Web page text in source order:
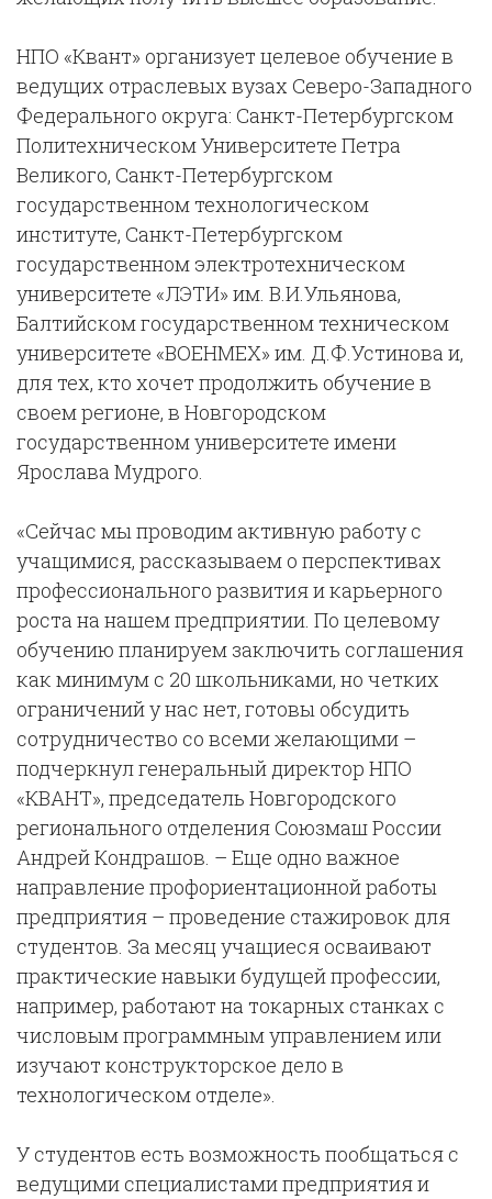
НПО «Квант» организует целевое обучение в
ведущих отраслевых вузах Северо-Западного
Федерального округа: Санкт-Петербургском
Политехническом Университете Петра
Великого, Санкт-Петербургском
государственном технологическом
институте, Санкт-Петербургском
государственном электротехническом
университете «ЛЭТИ» им. В.И.Ульянова,
Балтийском государственном техническом
университете «ВОЕНМЕХ» им. Д.Ф.Устинова и,
для тех, кто хочет продолжить обучение в
своем регионе, в Новгородском
государственном университете имени
Ярослава Мудрого.
«Сейчас мы проводим активную работу с
учащимися, рассказываем о перспективах
профессионального развития и карьерного
роста на нашем предприятии. По целевому
обучению планируем заключить соглашения
как минимум с 20 школьниками, но четких
ограничений у нас нет, готовы обсудить
сотрудничество со всеми желающими –
подчеркнул генеральный директор НПО
«КВАНТ», председатель Новгородского
регионального отделения Союзмаш России
Андрей Кондрашов. – Еще одно важное
направление профориентационной работы
предприятия – проведение стажировок для
студентов. За месяц учащиеся осваивают
практические навыки будущей профессии,
например, работают на токарных станках с
числовым программным управлением или
изучают конструкторское дело в
технологическом отделе».
У студентов есть возможность пообщаться с
ведущими специалистами предприятия и